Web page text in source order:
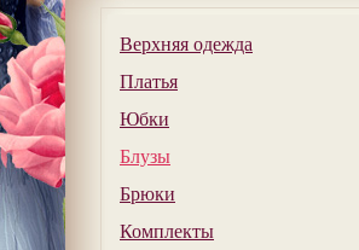
Верхняя одежда
Платья
Юбки
Блузы
Брюки
Комплекты